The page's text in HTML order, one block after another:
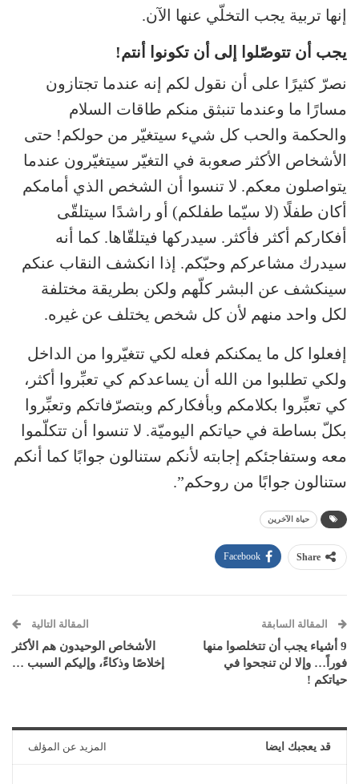
إنها تربية يجب التخلّي عنها الآن.
يجب أن تتوصّلوا إلى أن تكونوا أنتم!
نصرّ كثيرًا على أن نقول لكم إنه عندما تجتازون
مسارًا ما وعندما تنبثق منكم طاقات السلام
والحكمة والحب كل شيء سيتغيّر من حولكم! حتى
الأشخاص الأكثر صعوبة في التغيّر سيتغيّرون عندما
يتواصلون معكم. لا تنسوا أن الشخص الذي أمامكم
أكان طفلًا (لا سيّما طفلكم) أو راشدًا سيتلقّى
أفكاركم أكثر فأكثر. سيدركها فيتلقّاها. كما أنه
سيدرك مشاعركم وحبّكم. إذا انكشف النقاب عنكم
سينكشف عن البشر كلّهم ولكن بطريقة مختلفة
لكل واحد منهم لأن كل شخص يختلف عن غيره.
إفعلوا كل ما يمكنكم فعله لكي تتغيّروا من الداخل
ولكي تطلبوا من الله أن يساعدكم كي تعبِّروا أكثر،
كي تعبِّروا بكلامكم وبأفكاركم وبتصرّفاتكم وتعبِّروا
بكلّ بساطة في حياتكم اليوميّة. لا تنسوا أن تتكلّموا
معه وستفاجئكم إجابته لأنكم ستنالون جوابًا كما أنكم
ستنالون جوابًا من روحكم”.
حياة الآخرين
Share
Facebook
المقالة السابقة
9 أشياء يجب أن تتخلصوا منها
فوراً… وإلا لن تنجحوا في
حياتكم !
المقالة التالية
الأشخاص الوحيدون هم الأكثر
إخلاصًا وذكاءً، وإليكم السبب …
قد يعجبك ايضا المزيد عن المؤلف